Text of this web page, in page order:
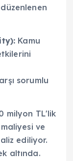
Kamu
sorumlu
milyon TL'lik
ve
ediliyor.
altında.